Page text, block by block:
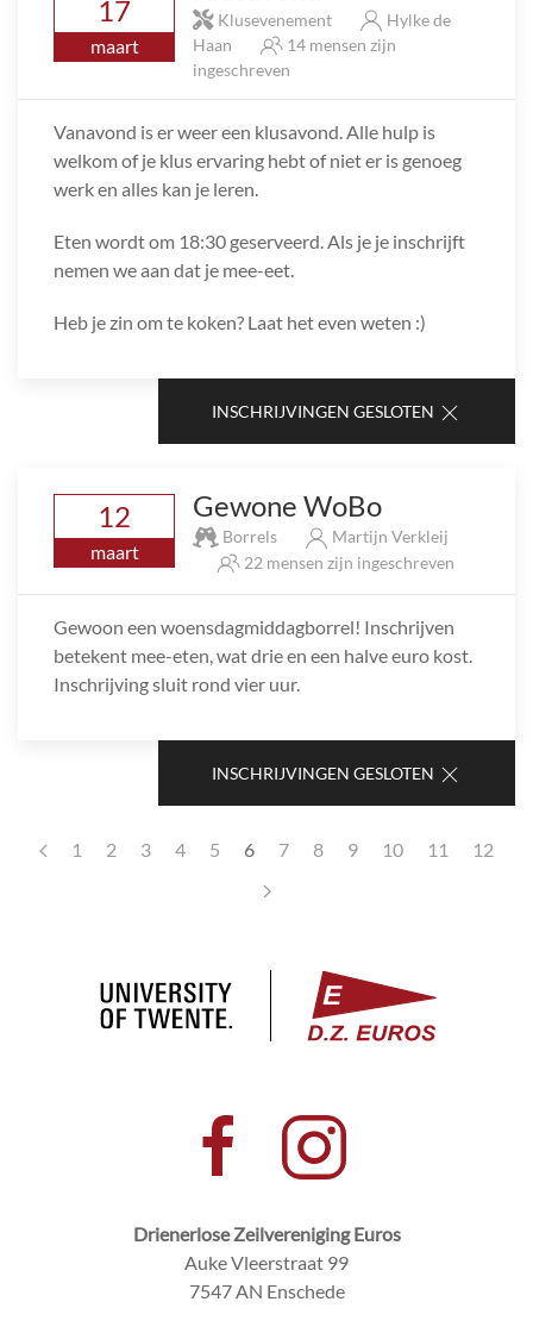
17
maart
Klusevenement
Hylke de
Haan
14 mensen zijn
ingeschreven
Vanavond is er weer een klusavond. Alle hulp is
welkom of je klus ervaring hebt of niet er is genoeg
werk en alles kan je leren.
Eten wordt om 18:30 geserveerd. Als je je inschrijft
nemen we aan dat je mee-eet.
Heb je zin om te koken? Laat het even weten :)
INSCHRIJVINGEN GESLOTEN
12
maart
Gewone WoBo
Borrels
Martijn Verkleij
22 mensen zijn ingeschreven
Gewoon een woensdagmiddagborrel! Inschrijven
betekent mee-eten, wat drie en een halve euro kost.
Inschrijving sluit rond vier uur.
INSCHRIJVINGEN GESLOTEN
1 2 3 4 5 6 7 8 9 10 11 12
Drienerlose Zeilvereniging Euros
Auke Vleerstraat 99
7547 AN Enschede